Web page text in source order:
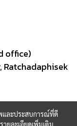
office)
Ratchadaphisek
และประสบการณ์ที่ดี
ยละเอียดเพิ่มเติม